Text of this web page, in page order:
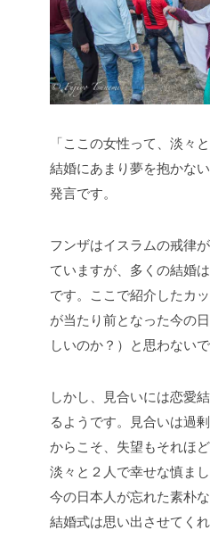
「ここの女性って、淡々
結婚にあまり夢を抱かな
発言です。
フンザはイスラムの戒律
ていますが、多くの結婚
です。ここで紹介したカ
が当たり前となった今の
しいのか？）と思わない
しかし、見合いには恋愛
るようです。見合いは過
からこそ、失望もそれほ
淡々と２人で幸せな慎ま
今の日本人が忘れた素朴
結婚式は思い出させてくれ